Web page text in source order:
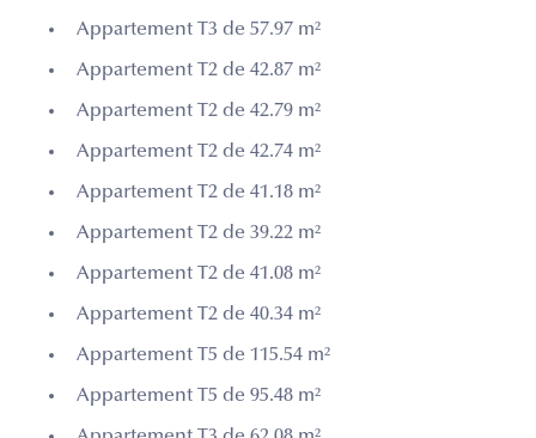
Appartement T3 de 57.97 m²
Appartement T2 de 42.87 m²
Appartement T2 de 42.79 m²
Appartement T2 de 42.74 m²
Appartement T2 de 41.18 m²
Appartement T2 de 39.22 m²
Appartement T2 de 41.08 m²
Appartement T2 de 40.34 m²
Appartement T5 de 115.54 m²
Appartement T5 de 95.48 m²